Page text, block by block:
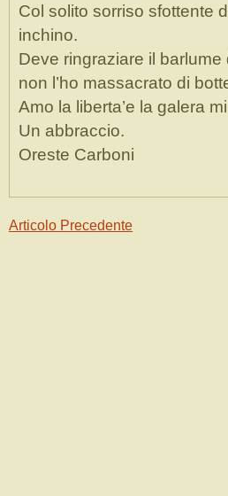
Col solito sorriso sfottente
inchino.
Deve ringraziare il
non l’ho massacrato di
Amo la liberta’e la galera
Un abbraccio.
Oreste Carboni
Articolo Precedente